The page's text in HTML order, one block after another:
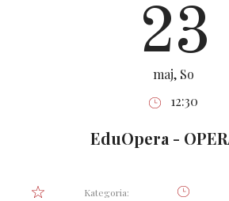
23
maj, So
12:30
EduOpera -
Kategoria: